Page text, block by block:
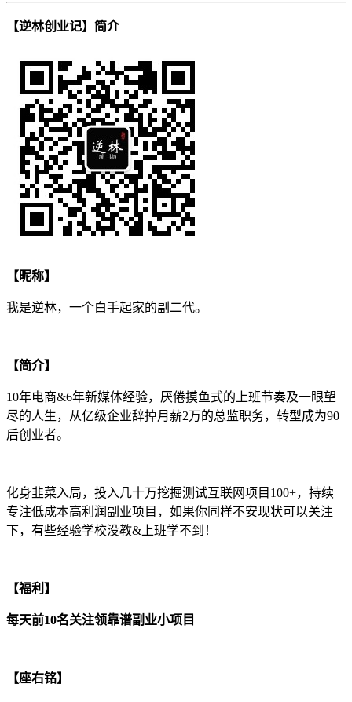
【逆林创业记】简介
【昵称】
我是逆林，一个白手起家的副二代。
【简介】
10年电商&6年新媒体经验，厌倦摸鱼式的上班节奏及一眼望
尽的人生，从亿级企业辞掉月薪2万的总监职务，转型成为90
后创业者。
化身韭菜入局，投入几十万挖掘测试互联网项目100+，持续
专注低成本高利润副业项目，如果你同样不安现状可以关注
下，有些经验学校没教&上班学不到！
【福利】
每天前10名关注领靠谱副业小项目
【座右铭】